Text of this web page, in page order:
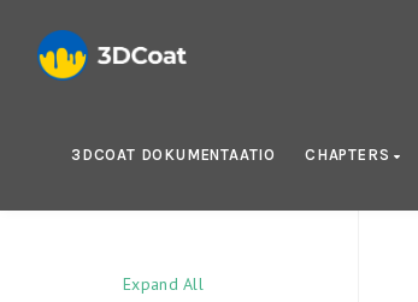
3DCOAT DOKUMENTAATIO CHAPTERS
Expand All